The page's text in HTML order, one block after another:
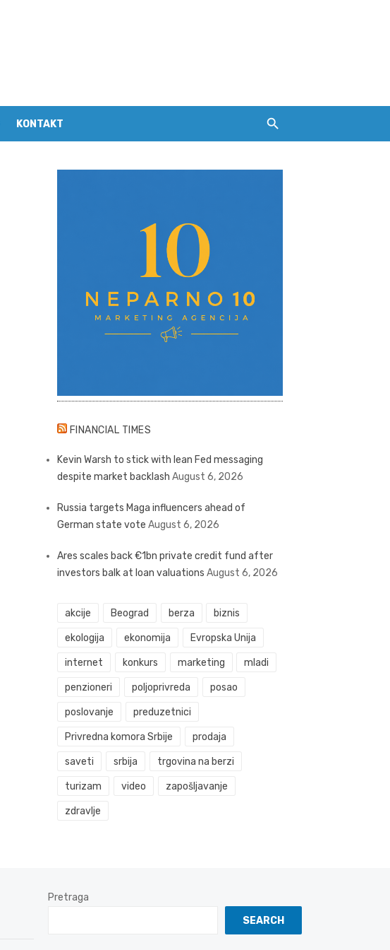
KONTAKT
FINANCIAL TIMES
Kevin Warsh to stick with lean Fed messaging
despite market backlash August 6, 2026
Russia targets Maga influencers ahead of
German state vote August 6, 2026
Ares scales back €1bn private credit fund after
investors balk at loan valuations August 6, 2026
akcije Beograd berza biznis
ekologija ekonomija Evropska Unija
internet konkurs marketing mladi
penzioneri poljoprivreda posao
poslovanje preduzetnici
Privredna komora Srbije prodaja
saveti srbija trgovina na berzi
turizam video zapošljavanje
zdravlje
Pretraga
SEARCH